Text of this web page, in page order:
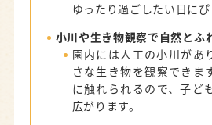
ゆったり過ごしたい日にぴ
小川や生き物観察で自然とふ
園内には人工の小川があ
さな生き物を観察できま
に触れられるので、子ど
広がります。